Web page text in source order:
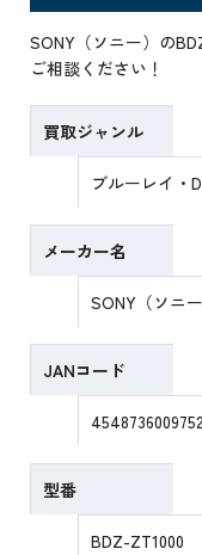
SONY（ソニー）の
ご相談ください！
買取ジャンル
ブルーレイ・
メーカー名
SONY（ソニー
JANコード
4548736009752
型番
BDZ-ZT1000